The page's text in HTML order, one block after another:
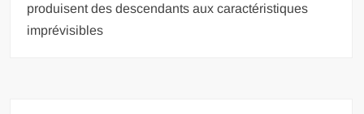
produisent des descendants aux caractéristiques
imprévisibles